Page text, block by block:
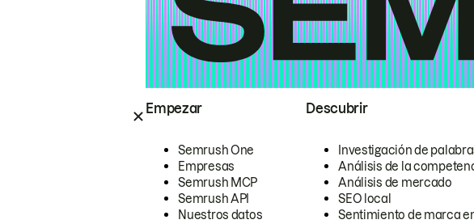
Empezar
Semrush One
Empresas
Semrush MCP
Semrush API
Nuestros datos
Descubrir
Investigación de
Análisis de la
Análisis de mercado
SEO local
Sentimiento de marca